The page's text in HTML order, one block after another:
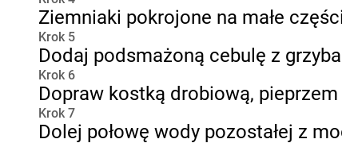
Ziemniaki pokrojone na małe
Krok 5
Dodaj podsmażoną cebulę z
Krok 6
Dopraw kostką drobiową,
Krok 7
Dolej połowę wody pozostałej z